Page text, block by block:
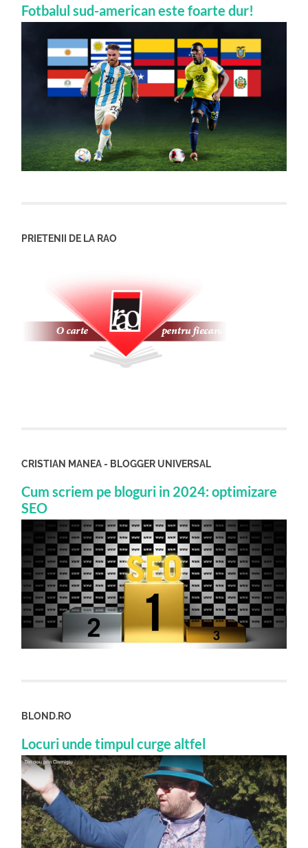
Fotbalul sud-american este foarte dur!
PRIETENII DE LA RAO
CRISTIAN MANEA - BLOGGER UNIVERSAL
Cum scriem pe bloguri in 2024: optimizare
SEO
BLOND.RO
Locuri unde timpul curge altfel